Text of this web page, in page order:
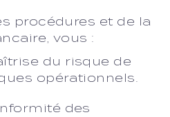
procédures et de la
vous :
du risque de
opérationnels.
des